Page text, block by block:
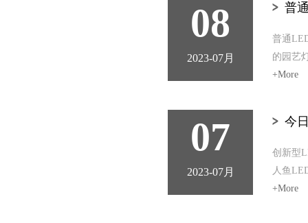
08
2023-07月
普
普通
的园艺
+More
07
2023-07月
今
创新型
人鱼
+More